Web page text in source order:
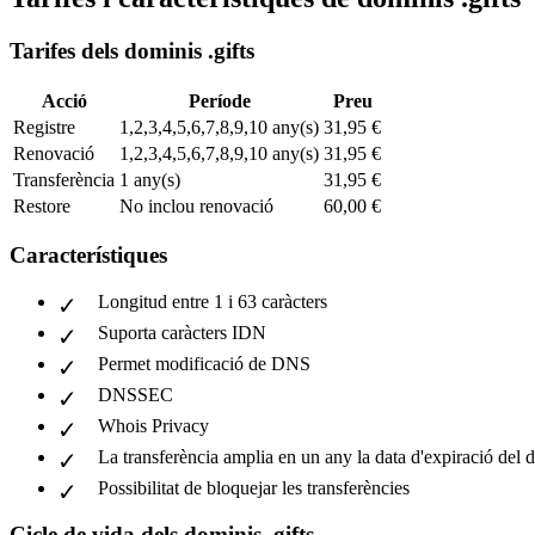
Tarifes dels dominis .gifts
Acció Període
Preu
Registre
1,2,3,4,5,6,7,8,9,10 any(s) 31,95 €
Renovació
1,2,3,4,5,6,7,8,9,10 any(s) 31,95 €
Transferència 1 any(s)
31,95 €
Restore
No inclou renovació 60,00 €
Característiques
Longitud entre 1 i 63 caràcters
Suporta caràcters IDN
Permet modificació de DNS
DNSSEC
Whois Privacy
La transferència amplia en un any la data d'expiració del
Possibilitat de bloquejar les transferències